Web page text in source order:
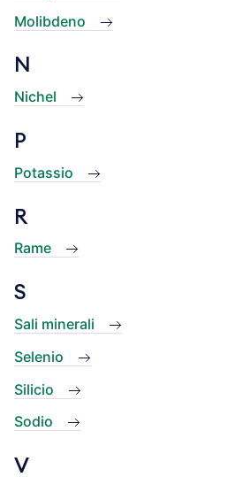
Molibdeno
N
Nichel
P
Potassio
R
Rame
S
Sali minerali
Selenio
Silicio
Sodio
V